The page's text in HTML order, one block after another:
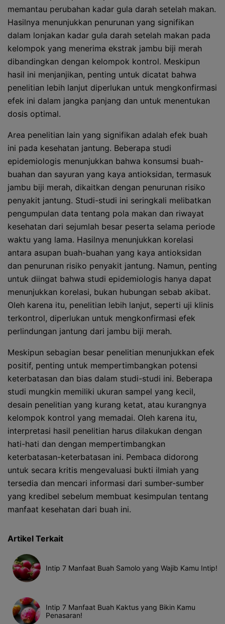
memantau perubahan kadar gula darah setelah makan.
Hasilnya menunjukkan penurunan yang signifikan
dalam lonjakan kadar gula darah setelah makan pada
kelompok yang menerima ekstrak jambu biji merah
dibandingkan dengan kelompok kontrol. Meskipun
hasil ini menjanjikan, penting untuk dicatat bahwa
penelitian lebih lanjut diperlukan untuk mengkonfirmasi
efek ini dalam jangka panjang dan untuk menentukan
dosis optimal.
Area penelitian lain yang signifikan adalah efek buah
ini pada kesehatan jantung. Beberapa studi
epidemiologis menunjukkan bahwa konsumsi buah-
buahan dan sayuran yang kaya antioksidan, termasuk
jambu biji merah, dikaitkan dengan penurunan risiko
penyakit jantung. Studi-studi ini seringkali melibatkan
pengumpulan data tentang pola makan dan riwayat
kesehatan dari sejumlah besar peserta selama periode
waktu yang lama. Hasilnya menunjukkan korelasi
antara asupan buah-buahan yang kaya antioksidan
dan penurunan risiko penyakit jantung. Namun, penting
untuk diingat bahwa studi epidemiologis hanya dapat
menunjukkan korelasi, bukan hubungan sebab akibat.
Oleh karena itu, penelitian lebih lanjut, seperti uji klinis
terkontrol, diperlukan untuk mengkonfirmasi efek
perlindungan jantung dari jambu biji merah.
Meskipun sebagian besar penelitian menunjukkan efek
positif, penting untuk mempertimbangkan potensi
keterbatasan dan bias dalam studi-studi ini. Beberapa
studi mungkin memiliki ukuran sampel yang kecil,
desain penelitian yang kurang ketat, atau kurangnya
kelompok kontrol yang memadai. Oleh karena itu,
interpretasi hasil penelitian harus dilakukan dengan
hati-hati dan dengan mempertimbangkan
keterbatasan-keterbatasan ini. Pembaca didorong
untuk secara kritis mengevaluasi bukti ilmiah yang
tersedia dan mencari informasi dari sumber-sumber
yang kredibel sebelum membuat kesimpulan tentang
manfaat kesehatan dari buah ini.
Artikel Terkait
Intip 7 Manfaat Buah Samolo yang Wajib Kamu Intip!
Intip 7 Manfaat Buah Kaktus yang Bikin Kamu
Penasaran!